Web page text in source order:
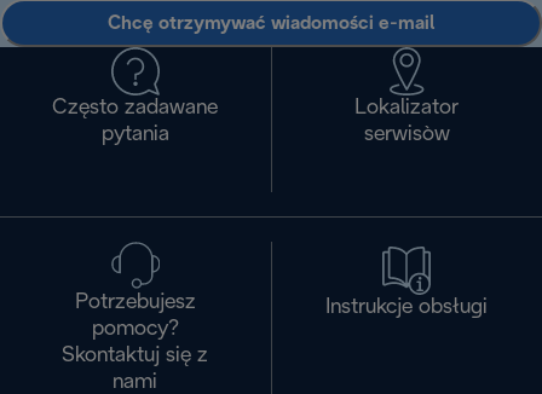
Chcę otrzymywać wiadomości e-mail
Często zadawane
pytania
Lokalizator
serwisòw
Potrzebujesz
pomocy?
Skontaktuj się z
nami
Instrukcje obsługi